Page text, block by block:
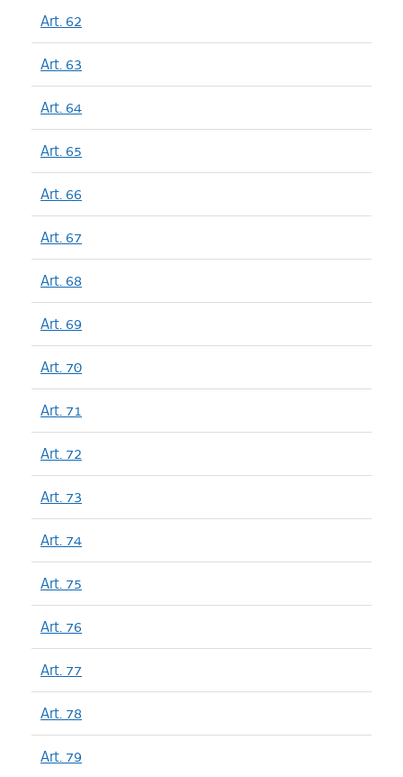
Art. 62
Art. 63
Art. 64
Art. 65
Art. 66
Art. 67
Art. 68
Art. 69
Art. 70
Art. 71
Art. 72
Art. 73
Art. 74
Art. 75
Art. 76
Art. 77
Art. 78
Art. 79